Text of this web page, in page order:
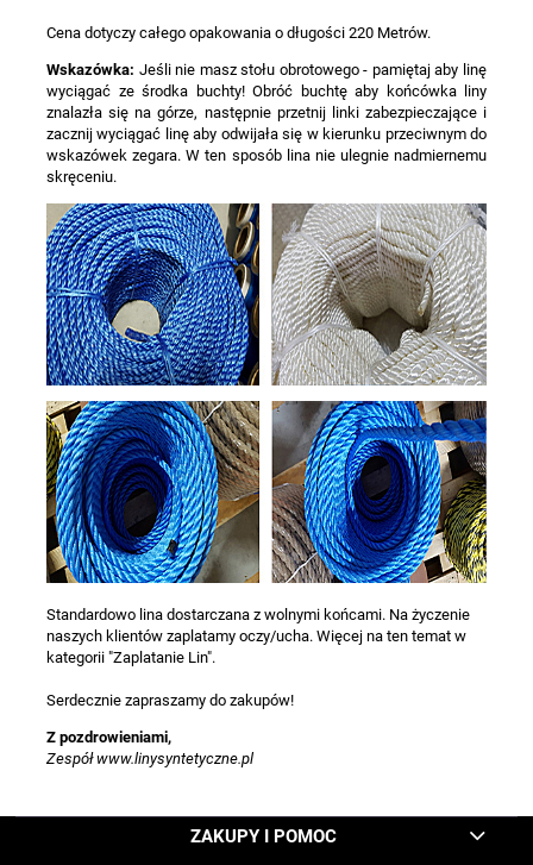
Cena dotyczy całego opakowania o długości 220 Metrów.
Wskazówka: Jeśli nie masz stołu obrotowego - pamiętaj aby linę
wyciągać ze środka buchty! Obróć buchtę aby końcówka liny
znalazła się na górze, następnie przetnij linki zabezpieczające i
zacznij wyciągać linę aby odwijała się w kierunku przeciwnym do
wskazówek zegara. W ten sposób lina nie ulegnie nadmiernemu
skręceniu.
Standardowo lina dostarczana z wolnymi końcami. Na życzenie
naszych klientów zaplatamy oczy/ucha. Więcej na ten temat w
kategorii "Zaplatanie Lin".
Serdecznie zapraszamy do zakupów!
Z pozdrowieniami,
Zespół www.linysyntetyczne.pl
ZAKUPY I POMOC